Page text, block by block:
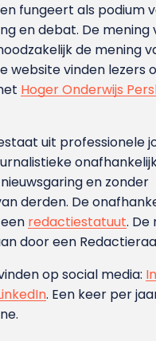
fungeert als podium
en debat. De mening
de mening
website vinden lezers
Hoger Onderwijs
uit professionele
en zonder
derden. De
redactiestatuut. De
door een
op social media:
. Een keer per